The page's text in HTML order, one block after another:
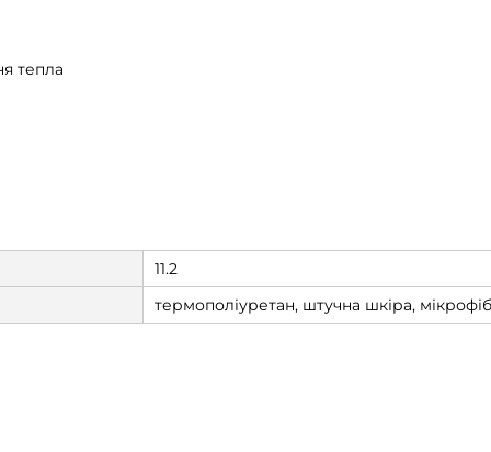
тепла
11.2
термополіуретан, штучна шкіра,